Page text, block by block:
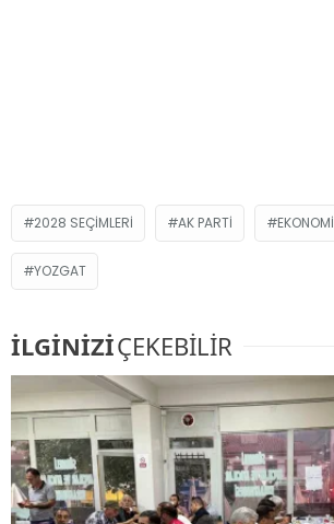
2028 SEÇIMLERI AK PARTI EKONOMI
YOZGAT
İLGİNİZİÇEKEBİLİR